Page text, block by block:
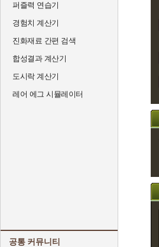
퍼즐력 연습기
경험치 계산기
진화재료 간편 검색
합성결과 계산기
도시락 계산기
레어 에그 시뮬레이터
공통 커뮤니티